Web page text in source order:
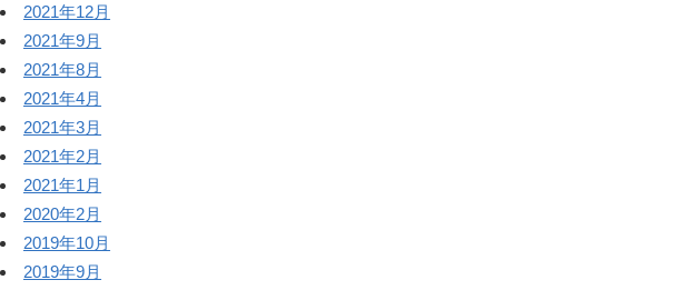
2021年12月
2021年9月
2021年8月
2021年4月
2021年3月
2021年2月
2021年1月
2020年2月
2019年10月
2019年9月